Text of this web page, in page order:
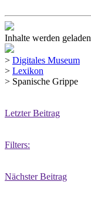
Inhalte werden geladen
> Digitales Museum
> Lexikon
> Spanische Grippe
Letzter Beitrag
Filters:
Nächster Beitrag